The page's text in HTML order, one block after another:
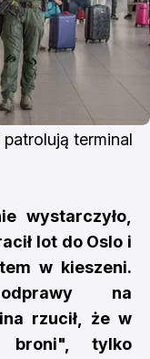
terminal
wystarczyło,
lot do Oslo i
w kieszeni.
na
rzucił, że w
broni", tylko